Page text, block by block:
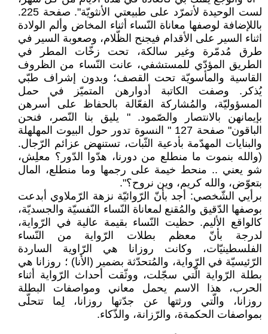
لست الوحيدة لأتمرّد على طبيعتي الأنثويّة". صفحة 225.
باللإضافة لوصفها معاناة النّساء أثناء المخاض وألم الولادة
اثناء السير على الأقدام فيجنح الظّلام، وصعوبة السير في
طرق مُدمّرة وغير سالكة، تحت زخّات المطر في
الطريق المؤدّي للمستشفي، عانت النّساء من الظروف
القاسية والمأسويّة تحت القصف؛ وبدون إشراف طبّي
يُذكر. وصفت الكاتبة أدوارهن المتميّز في حمل
المسؤوليّة، والمُشاركة الفعّالة بالحفاظ على أسرهن
بإيمانهن بالانتصار والصّمود. " يليق بنا النّصر، فنحن
الباقون" صفحة 127 " النسوة تدور حول البيوت المهلهلة
والبنايات المهدّمة بأدعية الثّبات، تستنهض عزائم الرّجال.
(والله بنموت ما منطلع من دورنا، هدّوا الدّور؟ معلِش،
شو يعني .. منحط خيمة على رجمها وما منطلع، المال
بتعوّض، والله كريم، وين نروح؟".
برأيي الشّخصي: أجد بأنّ الرّوائيّة نزهة الرّملاوي أبدعت
بوصفها الدّقيق والمُقنع لمعاناة النّساء النّفسيّة والجسديّة،
كالواقع الأليم. حظيت النّساء بقيمة عالية في الرّواية،
لدرجة بأنّ معظم بطلات الرّواية من النّساء
الفلسطينيّات، وكانت روزانا هي الرّاوية الساردة
الرّئيسيّة في الرّواية، والمُتحدّثة بضمير (الأنا) ؛ روزانا هي
بطلة الرّواية الّتي سجّلت، ووثّقت أحداث الرّواية أثناء
الحرب، هذا الاسم يحمل معاني ومواصفات البطلة
روزانا، والّتي ورثتها عن جدّتها روزانا، لِما تتحلّى
بمواصفات الحكمةة، والرّزانة، والذّكاء.